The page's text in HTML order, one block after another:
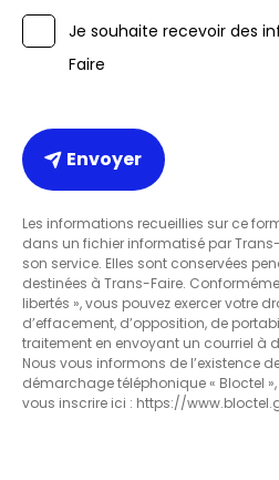
Je souhaite recevoir des
Faire
Envoyer
Les informations recueillies sur ce
dans un fichier informatisé par
son service. Elles sont conservées
destinées à Trans-Faire.
libertés », vous pouvez exercer votre
d’effacement, d’opposition, de
traitement en envoyant un courriel à
Nous vous informons de l’existence
démarchage téléphonique « Bloctel
vous inscrire ici : https://